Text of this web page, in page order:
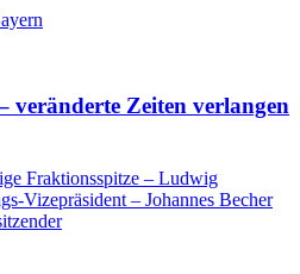
veränderte Zeiten verlangen
Fraktionsspitze – Ludwig
Vizepräsident – Johannes Becher